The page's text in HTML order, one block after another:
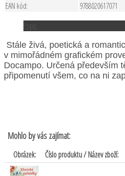
EAN kód:
9788020617071
Popis
Stále živá, poetická a
v mimořádném grafickém
Docampo. Určená především
připomenutí všem, co na ni
Mohlo by vás zajímat:
Obrázek: Číslo produktu / Název zboží: